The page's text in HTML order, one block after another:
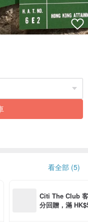
看全部 (5)
Citi The Club
分回贈，滿